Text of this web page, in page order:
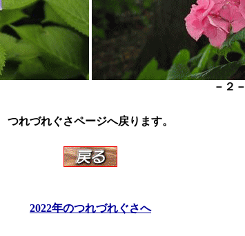
－２
つれづれぐさページへ戻ります。
2022年のつれづれぐさへ